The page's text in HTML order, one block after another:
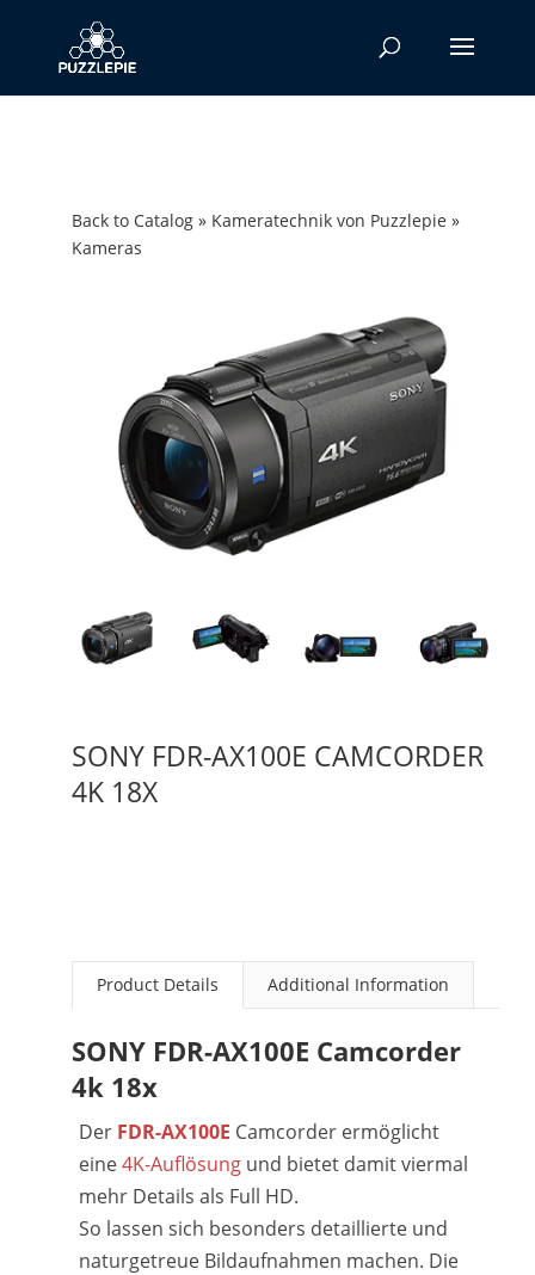
Back to Catalog
Kameratechnik von Puzzlepie
Kameras
SONY FDR-AX100E CAMCORDER
4K 18X
Product Details Additional Information
SONY FDR-AX100E Camcorder
4k 18x
Der FDR-AX100E Camcorder ermöglicht
eine4K-Auflösung und bietet damit viermal
mehr Details als Full HD.
So lassen sich besonders detaillierte und
naturgetreue Bildaufnahmen machen. Die